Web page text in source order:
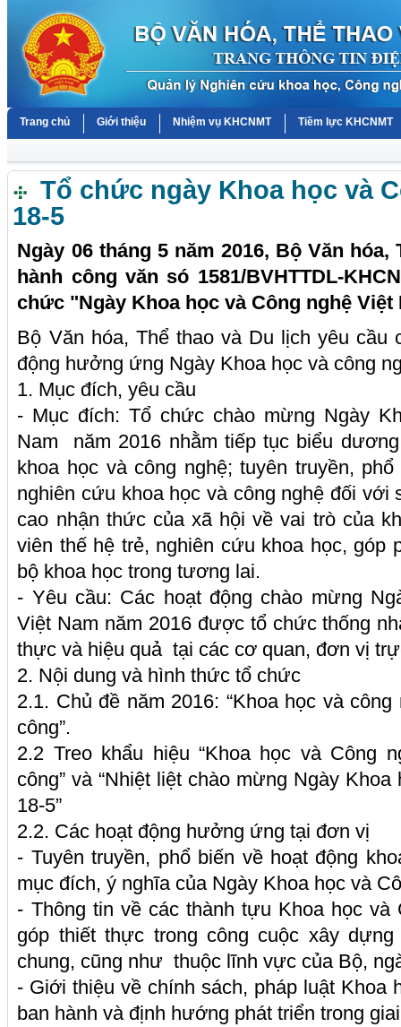
Trang chủ Giới thiệu Nhiệm vụ KHCNMT Tiềm lực KHCNMT
Tổ chức ngày Khoa học và
18-5
Ngày 06 tháng 5 năm 2016, Bộ Văn
hành công văn só 1581/BVHTTDL-
chức "Ngày Khoa học và Công nghệ Việt
Bộ Văn hóa, Thể thao và Du lịch yêu
động hưởng ứng Ngày Khoa học và công
1. Mục đích, yêu cầu
- Mục đích: Tổ chức chào mừng Ngày
Nam năm 2016 nhằm tiếp tục biểu
khoa học và công nghệ; tuyên truyền,
nghiên cứu khoa học và công nghệ đối
cao nhận thức của xã hội về vai trò của
viên thế hệ trẻ, nghiên cứu khoa học, góp
bộ khoa học trong tương lai.
- Yêu cầu: Các hoạt động chào mừng
Việt Nam năm 2016 được tổ chức thống
thực và hiệu quả tại các cơ quan, đơn vị
2. Nội dung và hình thức tổ chức
2.1. Chủ đề năm 2016: “Khoa học và
công”.
2.2 Treo khẩu hiệu “Khoa học và Công
công” và “Nhiệt liệt chào mừng Ngày
18-5”
2.2. Các hoạt động hưởng ứng tại đơn vị
- Tuyên truyền, phổ biến về hoạt động
mục đích, ý nghĩa của Ngày Khoa học và
- Thông tin về các thành tựu Khoa học và
góp thiết thực trong công cuộc xây
chung, cũng như thuộc lĩnh vực của Bộ,
- Giới thiệu về chính sách, pháp luật Khoa
ban hành và định hướng phát triển trong